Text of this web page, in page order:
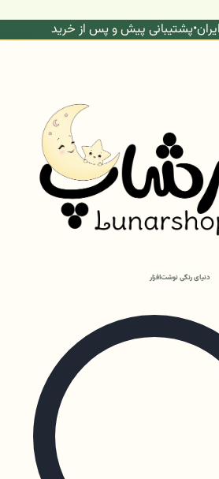
•پشتیبانی پیش و پس از خرید
دنیای رنگی نوشت‌افزار